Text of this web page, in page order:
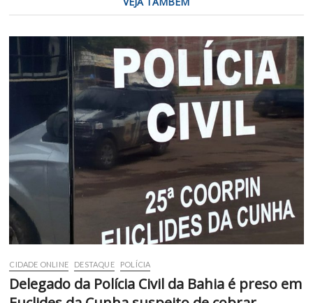
CIDADE ONLINE DESTAQUE POLÍCIA
Delegado da Polícia Civil da Bahia é preso em